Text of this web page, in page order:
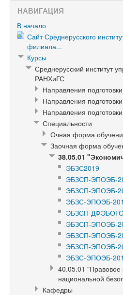
НАВИГАЦИЯ
В начало
Сайт Среднерусского
филиала...
Курсы
Среднерусский институт
РАНХиГС
Направления
Направления
Направления
Специальности
Очная форма
Заочная форма
38.05.01
ЭБЗС2019
ЭБЗСП-ЭПОЭБ-
ЭБЗСП-ЭПОЭБ-
ЭБЗС-ЭПОЭБ-
ЭБЗСП-
ЭБЗСП-ЭПОЭБ-
ЭБЗСП-ЭПОЭБ-
ЭБЗСП-ЭПОЭБ-
ЭБЗС-ЭПОЭБ-
40.05.01 "Правовое
национальной
Кафедры